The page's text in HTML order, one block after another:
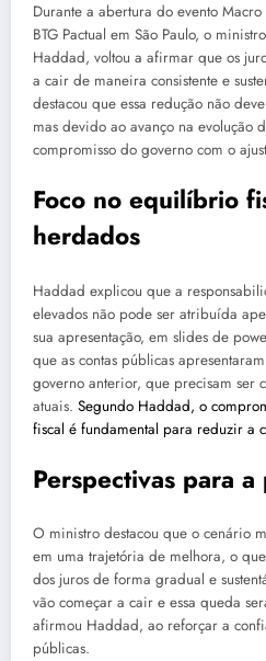
Durante a abertura do evento
BTG Pactual em São Paulo, o
Haddad, voltou a afirmar que os
a cair de maneira consistente e
destacou que essa redução não
mas devido ao avanço na evolução
compromisso do governo com o
Foco no equilíbrio
herdados
Haddad explicou que a
elevados não pode ser atribuída
sua apresentação, em slides de
que as contas públicas
governo anterior, que precisam ser
atuais. Segundo Haddad, o
fiscal é fundamental para reduzir a
Perspectivas para
O ministro destacou que o cenário
em uma trajetória de melhora, o
dos juros de forma gradual e
vão começar a cair e essa queda
afirmou Haddad, ao reforçar a
públicas.